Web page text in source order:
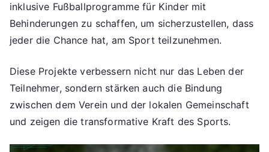
inklusive Fußballprogramme für Kinder mit
Behinderungen zu schaffen, um sicherzustellen, dass
jeder die Chance hat, am Sport teilzunehmen.
Diese Projekte verbessern nicht nur das Leben der
Teilnehmer, sondern stärken auch die Bindung
zwischen dem Verein und der lokalen Gemeinschaft
und zeigen die transformative Kraft des Sports.